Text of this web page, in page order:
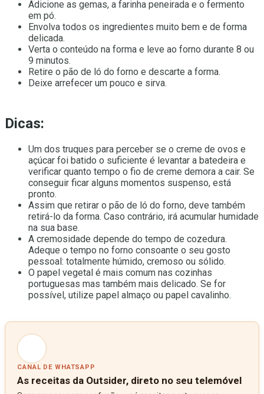
Adicione as gemas, a farinha peneirada e o fermento
em pó.
Envolva todos os ingredientes muito bem e de forma
delicada.
Verta o conteúdo na forma e leve ao forno durante 8 ou
9 minutos.
Retire o pão de ló do forno e descarte a forma.
Deixe arrefecer um pouco e sirva.
Dicas:
Um dos truques para perceber se o creme de ovos e
açúcar foi batido o suficiente é levantar a batedeira e
verificar quanto tempo o fio de creme demora a cair. Se
conseguir ficar alguns momentos suspenso, está
pronto.
Assim que retirar o pão de ló do forno, deve também
retirá-lo da forma. Caso contrário, irá acumular humidade
na sua base.
A cremosidade depende do tempo de cozedura.
Adeque o tempo no forno consoante o seu gosto
pessoal: totalmente húmido, cremoso ou sólido.
O papel vegetal é mais comum nas cozinhas
portuguesas mas também mais delicado. Se for
possível, utilize papel almaço ou papel cavalinho.
CANAL DE WHATSAPP
As receitas da Outsider, direto no seu telemóvel